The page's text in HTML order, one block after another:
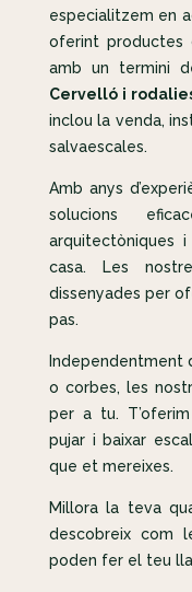
especialitzem en
oferint productes
amb un termini
Cervelló i
inclou la venda,
salvaescales.
Amb anys
solucions
arquitectòniques
casa. Les
dissenyades per
pas.
Independentment
o corbes, les
per a tu.
pujar i baixar
que et mereixes.
Millora la teva
descobreix com
poden fer el teu